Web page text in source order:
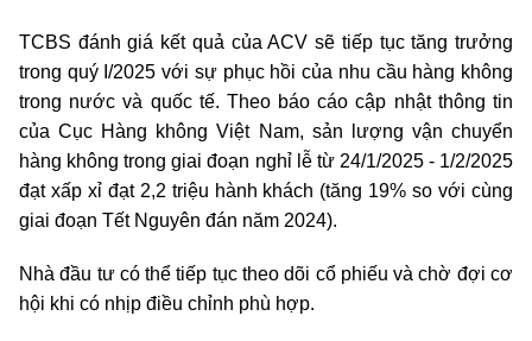
TCBS đánh giá kết quả của ACV sẽ tiếp tục tăng trưởng
trong quý I/2025 với sự phục hồi của nhu cầu hàng không
trong nước và quốc tế. Theo báo cáo cập nhật thông tin
của Cục Hàng không Việt Nam, sản lượng vận chuyển
hàng không trong giai đoạn nghỉ lễ từ 24/1/2025 - 1/2/2025
đạt xấp xỉ đạt 2,2 triệu hành khách (tăng 19% so với cùng
giai đoạn Tết Nguyên đán năm 2024).
Nhà đầu tư có thể tiếp tục theo dõi cổ phiếu và chờ đợi cơ
hội khi có nhịp điều chỉnh phù hợp.